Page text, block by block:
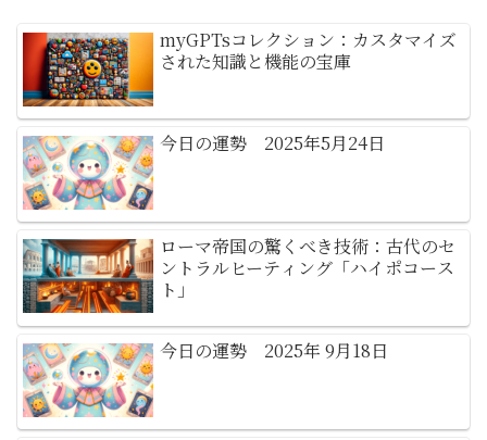
myGPTsコレクション：カスタマイズ
された知識と機能の宝庫
今日の運勢 2025年5月24日
ローマ帝国の驚くべき技術：古代のセ
ントラルヒーティング「ハイポコース
ト」
今日の運勢 2025年 9月18日